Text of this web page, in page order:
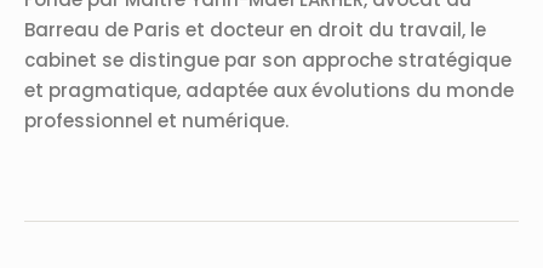
Barreau de Paris et docteur en droit du travail, le
cabinet se distingue par son approche stratégique
et pragmatique, adaptée aux évolutions du monde
professionnel et numérique.